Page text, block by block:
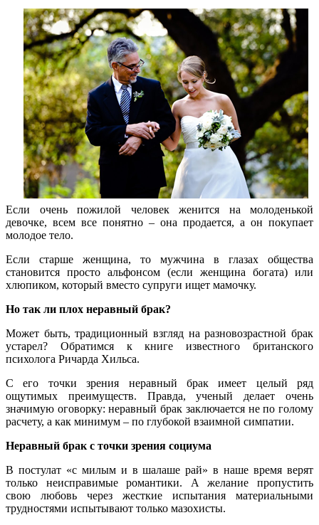
Если очень пожилой человек женится на молоденькой
девочке, всем все понятно – она продается, а он покупает
молодое тело.
Если старше женщина, то мужчина в глазах общества
становится просто альфонсом (если женщина богата) или
хлюпиком, который вместо супруги ищет мамочку.
Но так ли плох неравный брак?
Может быть, традиционный взгляд на разновозрастной брак
устарел? Обратимся к книге известного британского
психолога Ричарда Хильса.
С его точки зрения неравный брак имеет целый ряд
ощутимых преимуществ. Правда, ученый делает очень
значимую оговорку: неравный брак заключается не по голому
расчету, а как минимум – по глубокой взаимной симпатии.
Неравный брак с точки зрения социума
В постулат «с милым и в шалаше рай» в наше время верят
только неисправимые романтики. А желание пропустить
свою любовь через жесткие испытания материальными
трудностями испытывают только мазохисты.